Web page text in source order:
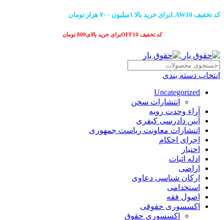
کد تخفیف LAW10برای خرید بالا ۱میلیون ۷۰۰ هزار تومان
کد تخفیف OFF10برای خرید بالای800 تومان
انتخاب دسته بندی
Uncategorized
انتشارات سخن
آراء وحدت رویه
آیین دادرسی کیفری
اتنشارات معاونت ریاست جمهوری
اجرای احکام
اختبار
ادله اثبات
اراضی
ارکان شناسی دعاوی
استخدامی
اصول فقه
اکسسوری حقوقی
اکسسوری حقوق